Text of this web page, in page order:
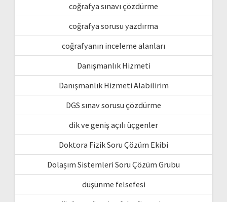
coğrafya sınavı çözdürme
coğrafya sorusu yazdırma
coğrafyanın inceleme alanları
Danışmanlık Hizmeti
Danışmanlık Hizmeti Alabilirim
DGS sınav sorusu çözdürme
dik ve geniş açılı üçgenler
Doktora Fizik Soru Çözüm Ekibi
Dolaşım Sistemleri Soru Çözüm Grubu
düşünme felsefesi